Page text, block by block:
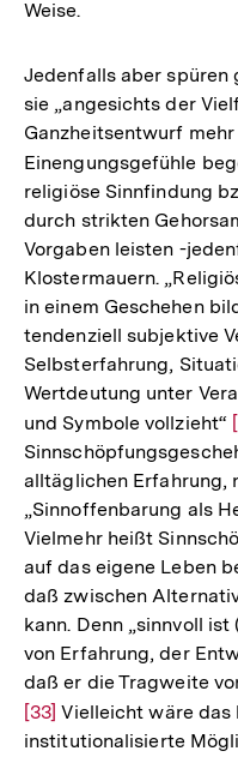
Weise.
Jedenfalls aber spüren
sie „angesichts der
Ganzheitsentwurf
Einengungsgefühle
religiöse Sinnfindung
durch strikten
Vorgaben leisten -
Klostermauern.
in einem Geschehen
tendenziell subjektive
Selbsterfahrung,
Wertdeutung unter
und Symbole vollzieht“
alltäglichen Erfahrung,
„Sinnoffenbarung als
Vielmehr heißt
auf das eigene Leben
daß zwischen
kann. Denn „sinnvoll
von Erfahrung, der
daß er die Tragweite
Zur
Auflösung
[33] Vielleicht wäre das
institutionalisierte